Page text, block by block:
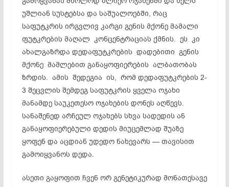
უშლიან სუსტებსა და საშუალოებში, რაც
საფუტკრის ირგვლივ კარგი გენის მქონე მამალი
ფუტკრების მაღალ კონცენტრაციას ქმნის. ეს კი
ახალგაზრდა დედაფუტკრების დადებითი გენის
მქონე მამლებით განაყოფიერების ალბათობას
ზრდის. ამის შედეგია ის, რომ დედაფუტკრების 2-
3 შეცვლის შემდეგ საფუტკრის ყველა ოჯახი
მანამდე საუკეთესო ოჯახების დონეს აღწევს.
სანაშენედ არჩეულ ოჯახებს სხვა სადედის ან
განაყოფიერებული დედის მიუცემლად შუაზე
ყოფენ და აცდიან უდედო ნახევარს — თავისით
გამოიყვანოს დედა.
ასეთი გაყოფით ჩვენ ორ გენეტიკურად მონათესავე